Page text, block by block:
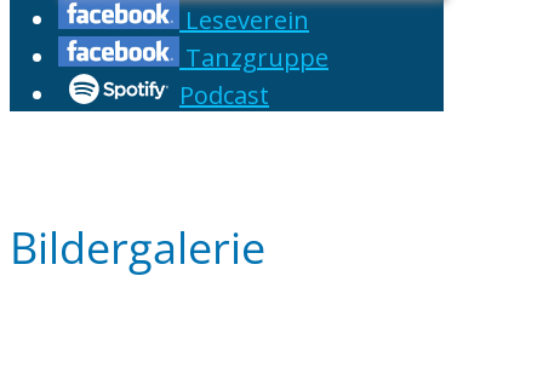
Leseverein
Tanzgruppe
Podcast
Bildergalerie